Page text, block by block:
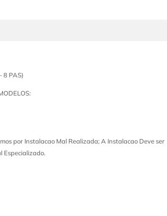
8 PAS)
por Instalacao Mal Realizada; A Instalacao Deve ser
Especializado.